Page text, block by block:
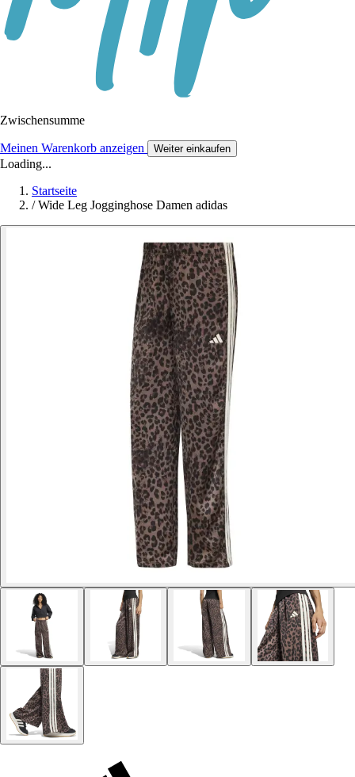
Zwischensumme
Meinen Warenkorb anzeigen Weiter einkaufen
Loading...
Startseite
/ Wide Leg Jogginghose Damen adidas